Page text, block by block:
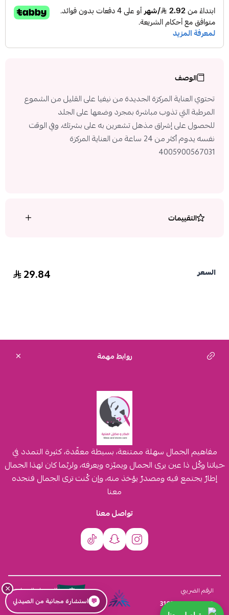
الوصف
تحتوي العناية المركزة الجديدة من نيفيا على القليل من الشموع
المرطبة التي تذوب مباشرة بمجرد وضعها على الجلد
للحصول على إشراق مذهل تشعرين به على بشرتك، وفي الوقت
نفسه يدوم أكثر من 24 ساعة من العناية المركزة
4005900567031
التقييمات
السعر 29.84
روابط مهمة
مفاهيم الجمال سهلة ممتنعة، بسيطة معقّدة، كثيرة التمدد في
حياتنا وكُل ذا عين يرى الجمال ويميّزه ويعرفه، ولربّما كان لهذا الجمال
إطارٌ يجتمع فيه ومصدرٌ يؤخذ منه، وإن كُنت ترى الجمال فتجده
معنا
تواصل معنا
الرقم الضريبي
310555259800003
السجل التجاري
4030431116
×
💬 استشارة مجانية من الصيدلي